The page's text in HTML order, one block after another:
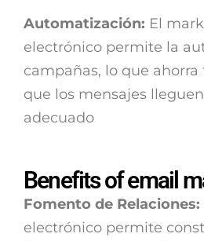
Automatización: El
electrónico permite la
campañas, lo que
que los mensajes
adecuado
Fomento de Relaciones:
electrónico permite
Benefits of email